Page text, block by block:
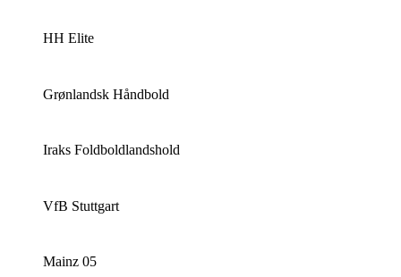
HH Elite
Grønlandsk Håndbold
Iraks Foldboldlandshold
VfB Stuttgart
Mainz 05